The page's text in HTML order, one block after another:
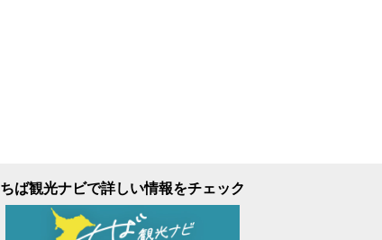
ちば観光ナビで詳しい情報をチェック